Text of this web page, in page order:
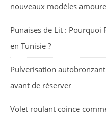
nouveaux modèles
Punaises de Lit : Pourquoi
en Tunisie ?
Pulverisation
avant de réserver
Volet roulant coince